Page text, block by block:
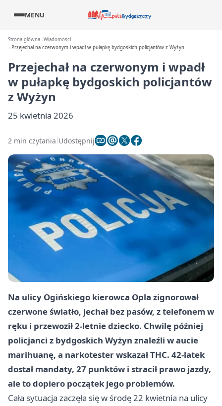
MENU
Strona główna Wiadomości
Przejechał na czerwonym i wpadł w pułapkę bydgoskich policjantów z Wyżyn
Przejechał na czerwonym i wpadł
w pułapkę bydgoskich policjantów
z Wyżyn
25 kwietnia 2026
2 min czytania Udostępnij
Na ulicy Ogińskiego kierowca Opla zignorował
czerwone światło, jechał bez pasów, z telefonem w
ręku i przewoził 2-letnie dziecko. Chwilę później
policjanci z bydgoskich Wyżyn znaleźli w aucie
marihuanę, a narkotester wskazał THC. 42-latek
dostał mandaty, 27 punktów i stracił prawo jazdy,
ale to dopiero początek jego problemów.
Cała sytuacja zaczęła się w środę 22 kwietnia na ulicy